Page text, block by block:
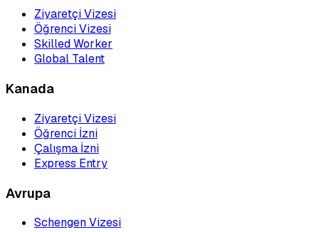
Ziyaretçi Vizesi
Öğrenci Vizesi
Skilled Worker
Global Talent
Kanada
Ziyaretçi Vizesi
Öğrenci İzni
Çalışma İzni
Express Entry
Avrupa
Schengen Vizesi